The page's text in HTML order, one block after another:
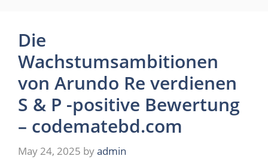
Die
Wachstumsambitionen
von Arundo Re verdienen
S & P -positive Bewertung
– codematebd.com
May 24, 2025 byadmin